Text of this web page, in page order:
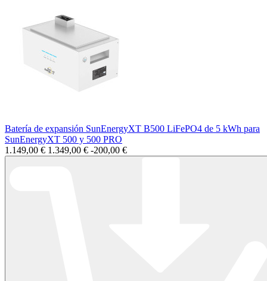
Batería de expansión SunEnergyXT B500 LiFePO4 de 5 kWh para
SunEnergyXT 500 y 500 PRO
1.149,00 € 1.349,00 € -200,00 €